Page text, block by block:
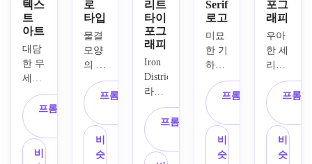
장자
리,
패키
지와
웹사
이트
헤더
에 적
합한
세련
된 브
리 브
랜딩
무드,
정밀
성과
대칭
을 강
조한
깔끔
한 조
명 등
로크,
질감
있는
잉크
가장
자리,
대담
한 대
각선
구성,
차콜
한 여
성스
러운
분위
기,
부드
러운
잉크
질감,
소셜
프로
한 사
이버
무드,
텍스
트를
대담
하고
세련
되고
시각
적으
텍스
트
아트
대담
한 무
세리
프 레
터링,
일렉
트릭
블루
프롬프트 복
비
로
타입
물결
모양
의
1970
년대
레터
폼,
따뜻
한 오
프롬프트 복
비
슷
리트
타이
포그
래피
Iron
District
라는
피트
니스
브랜
드의
프롬프트 복
Serif
로고
미묘
한 기
하학
적 영
향,
선명
한 글
자 간
프롬프트 복
비
슷
포그
래피
우아
한 세
리프
디스
플레
이 텍
스트,
넓은
커닝,
프롬
비
슷